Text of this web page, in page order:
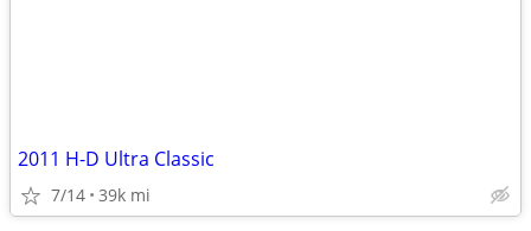
2011 H-D Ultra Classic
7/14 39k mi